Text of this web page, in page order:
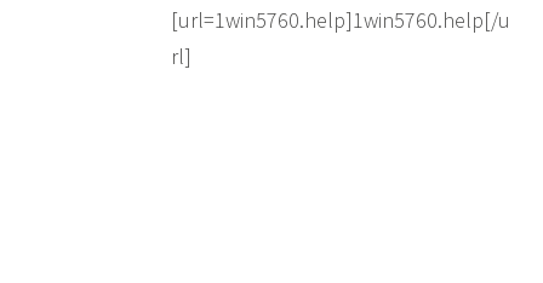
[url=1win5760.help]1win5760.help[/u
rl]